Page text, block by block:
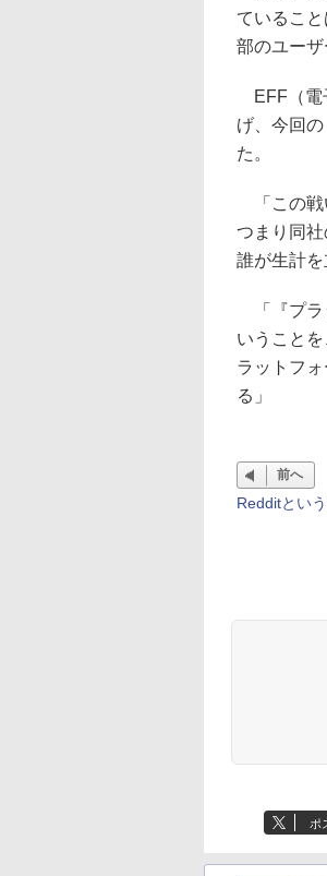
ているこ
部のユーザ
EFF（電
げ、今回
た。
「この戦
つまり同
誰が生計
「『プラ
いうこと
ラットフ
る」
前へ
Redditとい
ポ